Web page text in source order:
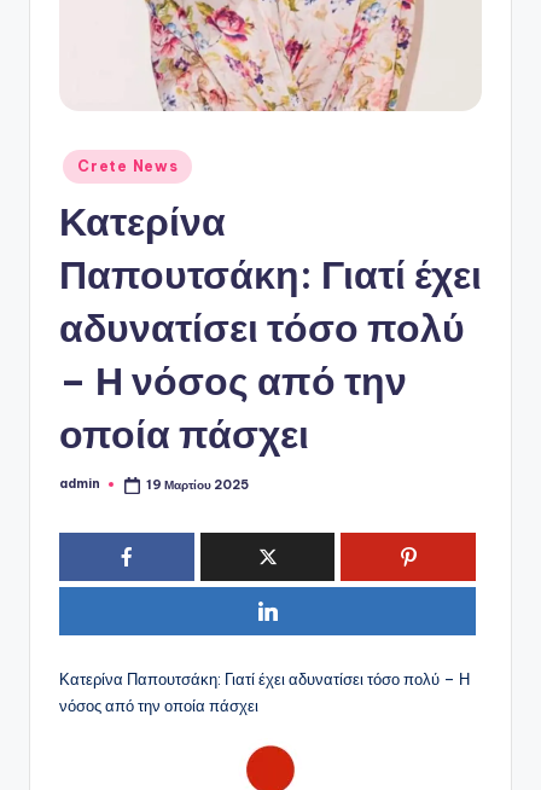
Αναρτήθηκε
σε
Crete News
Κατερίνα
Παπουτσάκη: Γιατί έχει
αδυνατίσει τόσο πολύ
– Η νόσος από την
οποία πάσχει
Συγγραφέας:
admin 19 Μαρτίου 2025
Κατερίνα Παπουτσάκη: Γιατί έχει αδυνατίσει τόσο πολύ – Η
νόσος από την οποία πάσχει